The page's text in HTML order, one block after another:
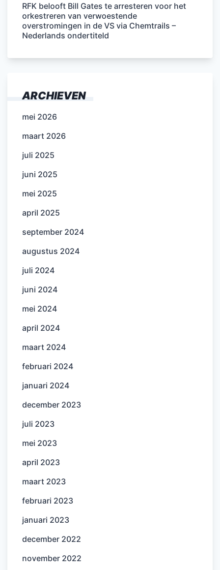
RFK belooft Bill Gates te arresteren voor het
orkestreren van verwoestende
overstromingen in de VS via Chemtrails –
Nederlands ondertiteld
ARCHIEVEN
mei 2026
maart 2026
juli 2025
juni 2025
mei 2025
april 2025
september 2024
augustus 2024
juli 2024
juni 2024
mei 2024
april 2024
maart 2024
februari 2024
januari 2024
december 2023
juli 2023
mei 2023
april 2023
maart 2023
februari 2023
januari 2023
december 2022
november 2022